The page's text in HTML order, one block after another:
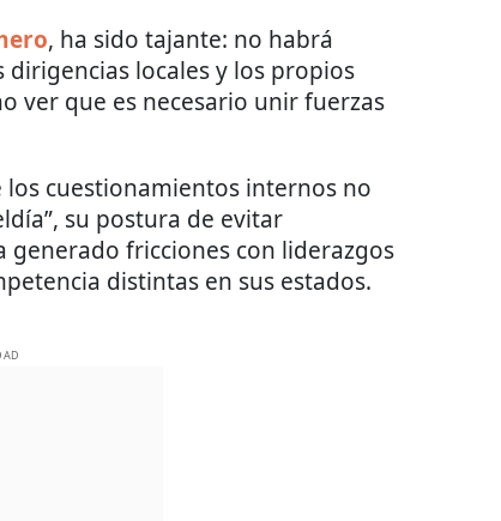
, ha sido tajante: no habrá
dirigencias locales y los propios
ver que es necesario unir fuerzas
cuestionamientos internos no
su postura de evitar
generado fricciones con liderazgos
distintas en sus estados.